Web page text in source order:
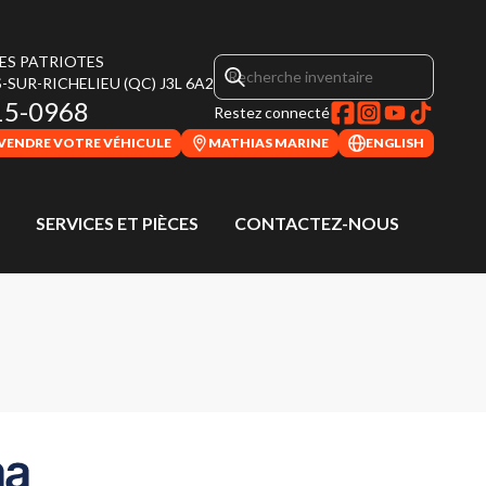
PATRIOTES
RICHELIEU (QC) J3L 6A2
0968 Restez connecté
VOTRE VÉHICULE MATHIAS MARINE ENGLISH
SERVICES ET PIÈCES CONTACTEZ-NOUS